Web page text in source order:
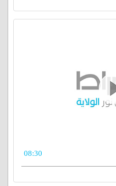
08:30